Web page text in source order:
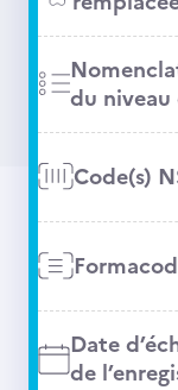
du
Code(s)
Date
de